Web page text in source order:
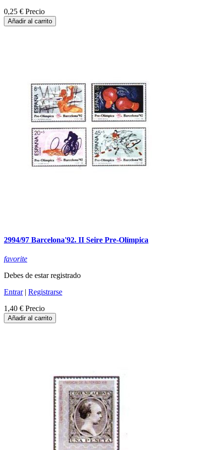
0,25 € Precio
Añadir al carrito
2994/97 Barcelona'92. II Seire Pre-Olímpica
favorite
Debes de estar registrado
Entrar| Registrarse
1,40 € Precio
Añadir al carrito